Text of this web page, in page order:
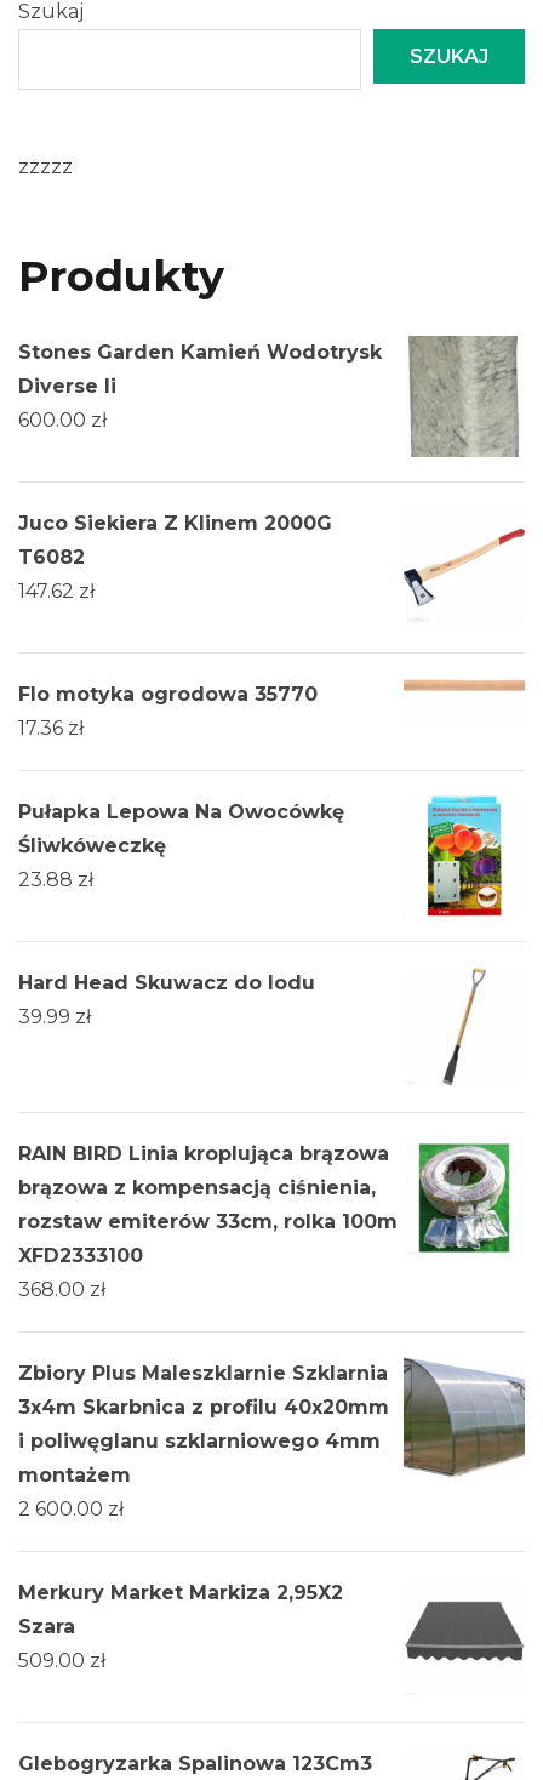
Szukaj
SZUKAJ
zzzzz
Produkty
Stones Garden Kamień Wodotrysk
Diverse Ii
600.00 zł
Juco Siekiera Z Klinem 2000G
T6082
147.62 zł
Flo motyka ogrodowa 35770
17.36 zł
Pułapka Lepowa Na Owocówkę
Śliwkóweczkę
23.88 zł
Hard Head Skuwacz do lodu
39.99 zł
RAIN BIRD Linia kroplująca brązowa
brązowa z kompensacją ciśnienia,
rozstaw emiterów 33cm, rolka 100m
XFD2333100
368.00 zł
Zbiory Plus Maleszklarnie Szklarnia
3х4m Skarbnica z profilu 40x20mm
i poliwęglanu szklarniowego 4mm
montażem
2 600.00 zł
Merkury Market Markiza 2,95X2
Szara
509.00 zł
Glebogryzarka Spalinowa 123Cm3